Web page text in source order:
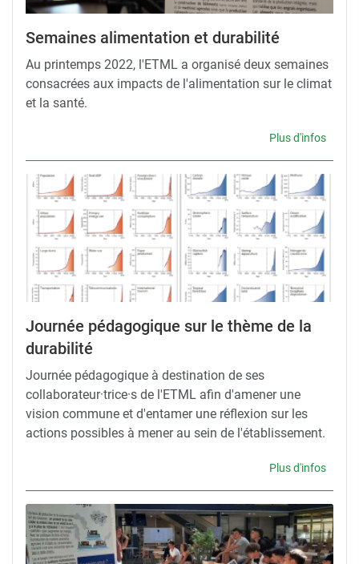
Semaines alimentation et durabilité
Au printemps 2022, l'ETML a organisé deux semaines
consacrées aux impacts de l'alimentation sur le climat
et la santé.
Plus d'infos
Journée pédagogique sur le thème de la
durabilité
Journée pédagogique à destination de ses
collaborateur·trice·s de l'ETML afin d'amener une
vision commune et d'entamer une réflexion sur les
actions possibles à mener au sein de l'établissement.
Plus d'infos